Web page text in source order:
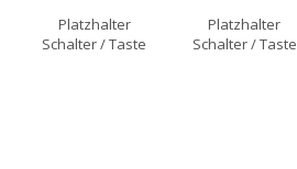
Platzhalter
Schalter / Taste
Platzhalter
Schalter / Taste